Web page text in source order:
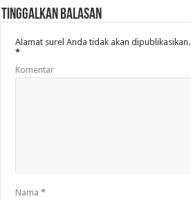
Tinggalkan Balasan
Alamat surel Anda tidak akan dipublikasikan.
*
Komentar
Nama*